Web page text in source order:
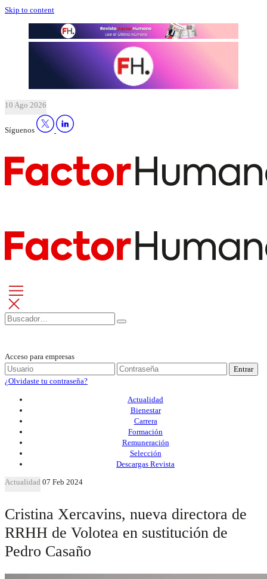
Skip to content
10 Ago 2026
Síguenos
Acceso para empresas
Entrar
¿Olvidaste tu contraseña?
Actualidad
Bienestar
Carrera
Formación
Remuneración
Selección
Descargas Revista
Actualidad 07 Feb 2024
Cristina Xercavins, nueva directora de
RRHH de Volotea en sustitución de
Pedro Casaño